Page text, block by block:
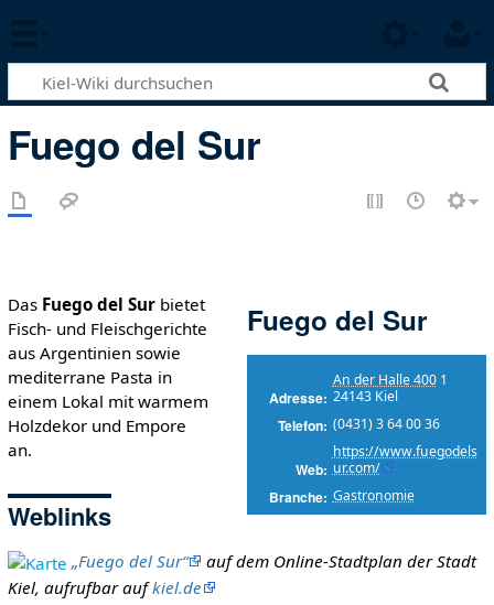
Fuego del Sur
Fuego del Sur
Adresse
An der Halle 4001
24143 Kiel
Telefon (0431) 3 64 00 36
Web
https://www.fuegodels
ur.com/
Branche Gastronomie
Das Fuego del Surbietet
Fisch- und Fleischgerichte
aus Argentinien sowie
mediterrane Pasta in
einem Lokal mit warmem
Holzdekor und Empore
an.
Weblinks
„Fuego del Sur“
auf dem Online-Stadtplan der Stadt
Kiel, aufrufbar aufkiel.de